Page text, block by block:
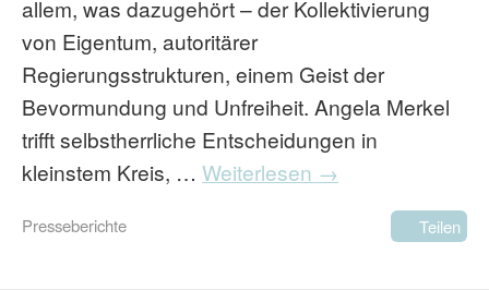
allem, was dazugehört – der Kollektivierung
von Eigentum, autoritärer
Regierungsstrukturen, einem Geist der
Bevormundung und Unfreiheit. Angela Merkel
trifft selbstherrliche Entscheidungen in
kleinstem Kreis, … Weiterlesen →
Presseberichte Teilen